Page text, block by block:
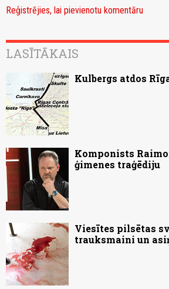
Reģistrējies, lai pievienotu komentāru
LASĪTĀKAIS
Kulbergs atdos
Komponists
ģimenes traģēdiju
Viesītes pilsētas
trauksmaini un